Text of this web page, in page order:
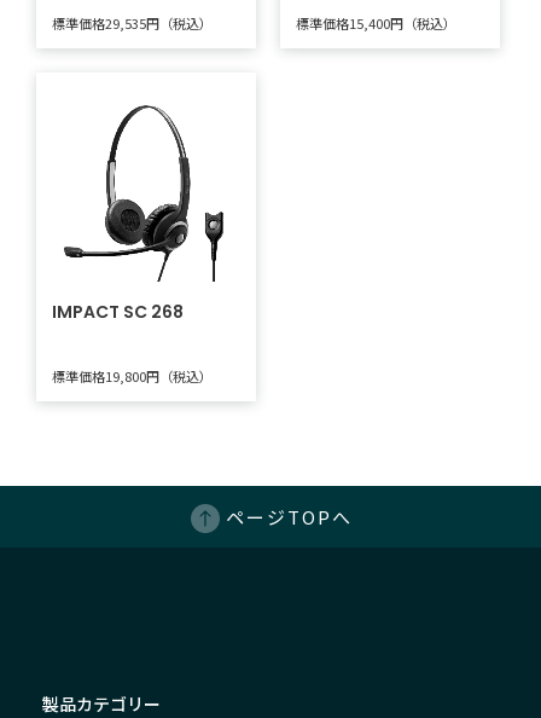
標準価格29,535円（税込） 標準価格15,400円（税込）
IMPACT SC 268
標準価格19,800円（税込）
ページTOPへ
製品カテゴリー